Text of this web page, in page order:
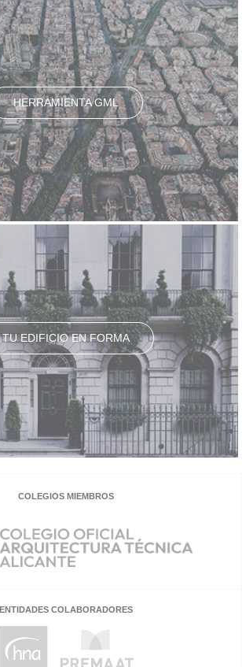
HERRAMIENTA GML
TU EDIFICIO EN FORMA
COLEGIOS MIEMBROS
ENTIDADES COLABORADORES